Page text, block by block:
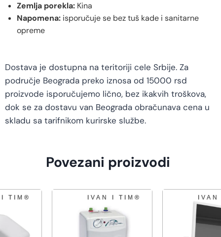
Zemlja porekla: Kina
Napomena: isporučuje se bez tuš kade i sanitarne
opreme
Dostava je dostupna na teritoriji cele Srbije. Za
područje Beograda preko iznosa od 15000 rsd
proizvode isporučujemo lično, bez ikakvih troškova,
dok se za dostavu van Beograda obračunava cena u
skladu sa tarifnikom kurirske službe.
Povezani proizvodi